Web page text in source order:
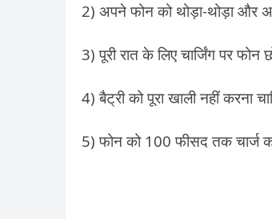
2) अपने फोन को थोड़ा-थोड़ा और
3) पूरी रात के लिए चार्जिंग पर फोन
4) बैट्री को पूरा खाली नहीं करना
5) फोन को 100 फीसद तक चार्ज